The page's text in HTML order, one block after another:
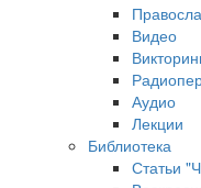
Видео
Аудио
Лекции
Библиотека
Статьи